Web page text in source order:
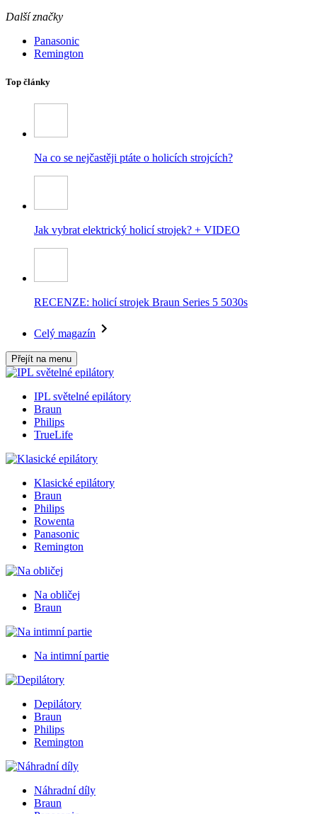
Další značky
Panasonic
Remington
Top články
Na co se nejčastěji ptáte o holicích strojcích?
Jak vybrat elektrický holicí strojek? + VIDEO
RECENZE: holicí strojek Braun Series 5 5030s
Celý magazín
Přejít na menu
IPL světelné epilátory
Braun
Philips
TrueLife
Klasické epilátory
Braun
Philips
Rowenta
Panasonic
Remington
Na obličej
Braun
Na intimní partie
Depilátory
Braun
Philips
Remington
Náhradní díly
Braun